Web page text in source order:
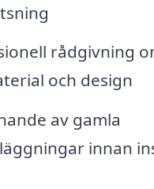
rådgivning
och design
av gamla
innan